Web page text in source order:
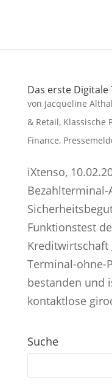
Das erste Digitale
von Jacqueline
& Retail, Klassische
Finance,
iXtenso,
Bezahlterminal-
Funktionstest
Kreditwirtschaft
Terminal-ohne-
bestanden und
kontaktlose
Suche